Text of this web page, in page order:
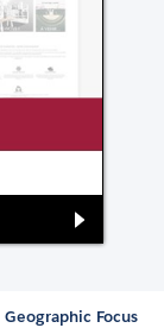
Geographic Focus